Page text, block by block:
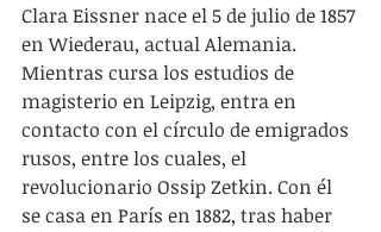
Clara Eissner nace el 5 de julio de 1857
en Wiederau, actual Alemania.
Mientras cursa los estudios de
magisterio en Leipzig, entra en
contacto con el círculo de emigrados
rusos, entre los cuales, el
revolucionario Ossip Zetkin. Con él
se casa en París en 1882, tras haber